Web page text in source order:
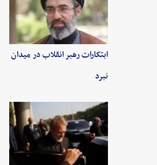
ابتکارات رهبر انقلاب در میدان
نبرد